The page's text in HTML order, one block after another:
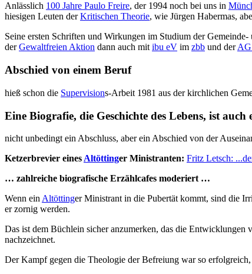
Anlässlich 100 Jahre Paulo Freire, der 1994 noch bei uns in
hiesigen Leuten derKritischen Theorie, wie Jürgen Habermas,
Seine ersten Schriften und Wirkungen im Studium der
derGewaltfreien Aktion dann auch mit ibu eV im zbb und der
Abschied von einem Beruf
hieß schon die Supervisions-Arbeit 1981 aus der kirchlichen
Eine Biografie, die Geschichte des Lebens, ist auch
nicht unbedingt ein Abschluss, aber ein Abschied von der
Ketzerbrevier eines Altöttinger Ministranten: Fritz Letsch:
… zahlreiche biografische Erzählcafes moderiert …
Wenn ein Altöttinger Ministrant in die Pubertät kommt, sind die
er zornig werden.
Das ist dem Büchlein sicher anzumerken, das die
nachzeichnet.
Der Kampf gegen die Theologie der Befreiung war so